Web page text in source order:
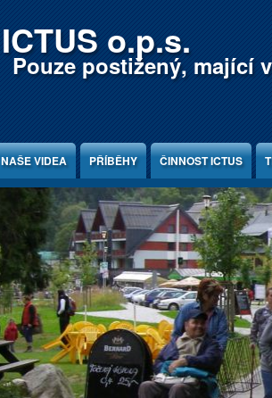
ICTUS o.p.s.
Pouze postižený, mající
NAŠE VIDEA PŘÍBĚHY ČINNOST ICTUS